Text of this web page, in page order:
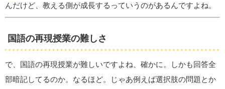
んだけど、教える側が成長するっていうのがあるんですよね。
国語の再現授業の難しさ
で、国語の再現授業が難しいですよね、確かに。しかも回答全
部暗記してるのか。なるほど。じゃあ例えば選択肢の問題とか